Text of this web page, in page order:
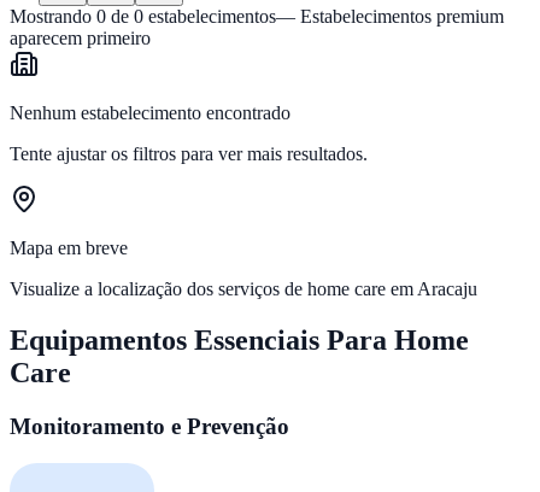
Mostrando 0 de 0 estabelecimentos— Estabelecimentos premium
aparecem primeiro
Nenhum estabelecimento encontrado
Tente ajustar os filtros para ver mais resultados.
Mapa em breve
Visualize a localização dos serviços de home care emAracaju
Equipamentos Essenciais Para Home
Care
Monitoramento e Prevenção